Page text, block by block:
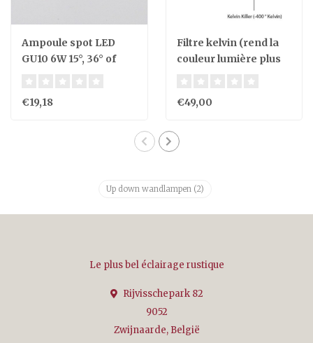
Ampoule spot LED
GU10 6W 15°, 36° of
€19,18
Filtre kelvin (rend la
couleur lumière plus
€49,00
Up down wandlampen (2)
Le plus bel éclairage rustique
Rijvisschepark 82
9052
Zwijnaarde, België